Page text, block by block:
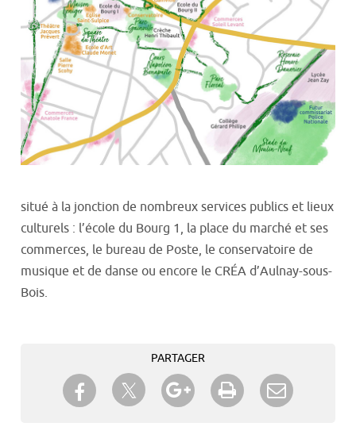
situé à la jonction de nombreux services publics et lieux
culturels : l’école du Bourg 1, la place du marché et ses
commerces, le bureau de Poste, le conservatoire de
musique et de danse ou encore le CRÉA d’Aulnay-sous-
Bois.
PARTAGER
Partager sur Facebook
Partager sur TwitterPartager sur Google+
Imprimer